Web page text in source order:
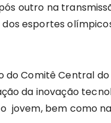
outro na
esportes
Comitê Central
da inovação
jovem, bem como